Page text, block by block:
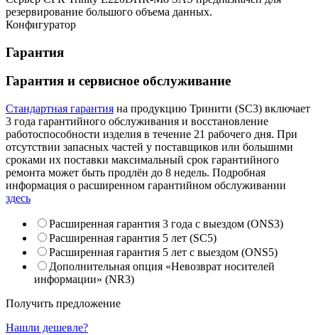
резервирование большого объема данных.
Конфигуратор
Гарантия
Гарантия и сервисное обслуживание
Стандартная гарантия на продукцию Тринити (SC3) включает
3 года гарантийного обслуживания и восстановление
работоспособности изделия в течение 21 рабочего дня. При
отсутствии запасных частей у поставщиков или большими
сроками их поставки максимальный срок гарантийного
ремонта может быть продлён до 8 недель. Подробная
информация о расширенном гарантийном обслуживании
здесь
Расширенная гарантия 3 года с выездом (ONS3)
Расширенная гарантия 5 лет (SC5)
Расширенная гарантия 5 лет с выездом (ONS5)
Дополнительная опция «Невозврат носителей
информации» (NR3)
Получить предложение
Нашли дешевле?